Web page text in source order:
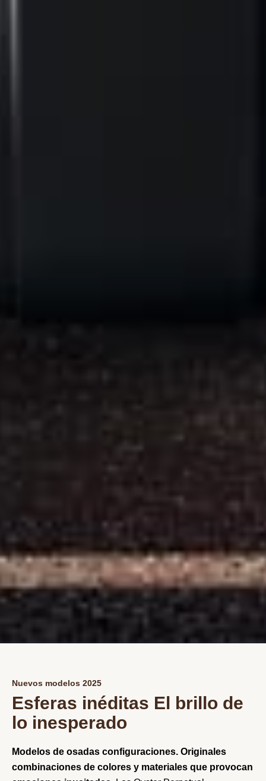
Nuevos modelos 2025
Esferas inéditas El brillo de
lo inesperado
Modelos de osadas configuraciones. Originales
combinaciones de colores y materiales que provocan